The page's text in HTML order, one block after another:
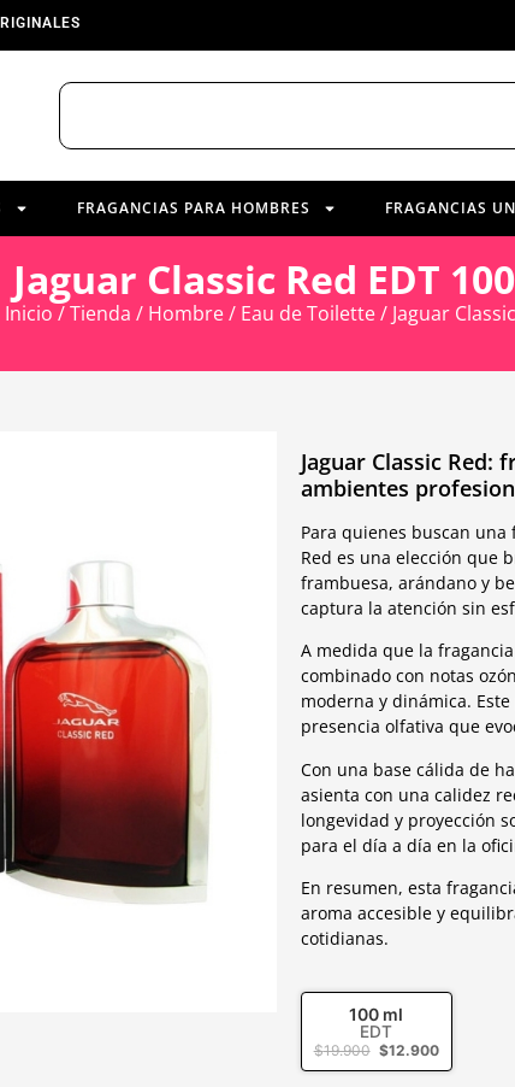
FRAGANCIAS PARA HOMBRES FRAGANCIAS
Jaguar Classic Red EDT
Inicio /Tienda / Hombre/ Eau de Toilette/ Jaguar
Jaguar Classic
ambientes
Para quienes buscan
Red es una elección que
frambuesa, arándano y
captura la atención sin
A medida que la
combinado con notas
moderna y dinámica.
presencia olfativa que
Con una base cálida de
asienta con una calidez
longevidad y proyección
para el día a día en la
En resumen, esta
aroma accesible y
cotidianas.
100 ml
EDT
$19.900 $12.900